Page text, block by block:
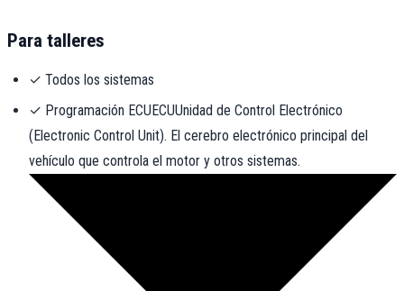
Para talleres
✓ Todos los sistemas
✓ Programación ECU ECUUnidad de Control Electrónico
(Electronic Control Unit). El cerebro electrónico principal del
vehículo que controla el motor y otros sistemas.